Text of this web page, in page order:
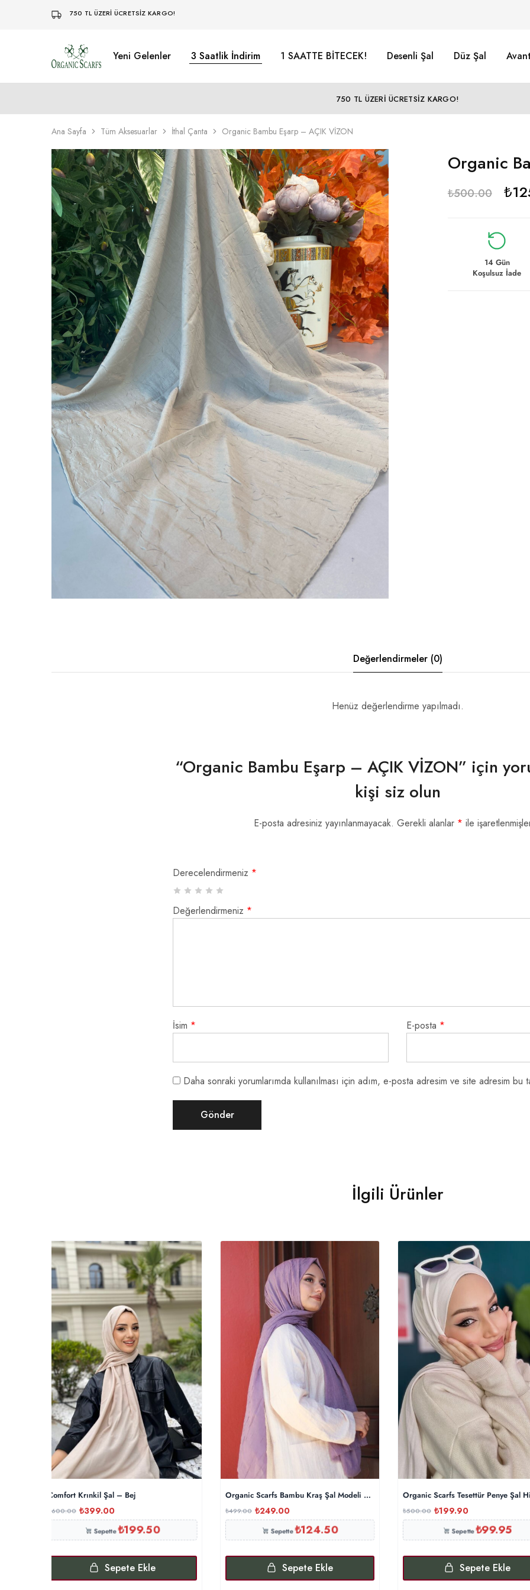
750 TL ÜZERİ ÜCRETSİZ KARGO!
Organikscarf Yeni Gelenler 3 Saatlik İndirim 1 SAATTE BİTECEK! Desenli Şal Düz Şal
750 TL ÜZERİ ÜCRETSİZ KARGO!
Ana Sayfa Tüm Aksesuarlar İthal Çanta Organic Bambu Eşarp – AÇIK VİZON
Organic
₺500.00 ₺
14 Gün
Koşulsuz İade
Değerlendirmeler (0)
Henüz değerlendirme yapılmadı.
“Organic Bambu Eşarp – AÇIK VİZON” için
kişi siz olun
E-posta adresiniz yayınlanmayacak. Gerekli alanlar * ile
Derecelendirmeniz *
Değerlendirmeniz *
İsim * E-posta *
Daha sonraki yorumlarımda kullanılması için adım, e-posta adresim ve site adresim bu
İlgili Ürünler
Comfort Krınkil Şal – Bej
600.00 ₺399.00
Sepette₺199.50
Sepete Ekle
Organic Scarfs Bambu Kraş Şal Modeli – Eflatun
₺499.00 ₺249.00
Sepette₺124.50
Sepete Ekle
Organic Scarfs Tesettür Penye Şal
₺500.00 ₺199.90
Sepette₺99.95
Sepete Ekle